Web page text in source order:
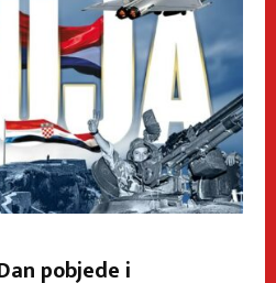
pobjede i